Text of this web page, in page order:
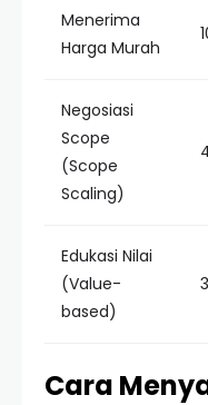
Menerima
Harga Murah
Negosiasi
Scope
(Scope
Scaling)
Edukasi Nilai
(Value-
based)
Cara